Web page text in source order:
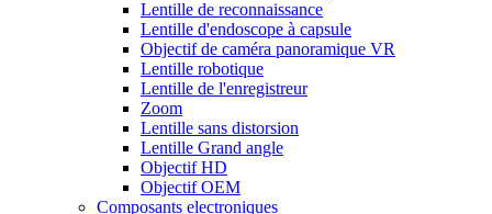
Lentille de reconnaissance
Lentille d'endoscope à capsule
Objectif de caméra panoramique VR
Lentille robotique
Lentille de l'enregistreur
Zoom
Lentille sans distorsion
Lentille Grand angle
Objectif HD
Objectif OEM
Composants electroniques